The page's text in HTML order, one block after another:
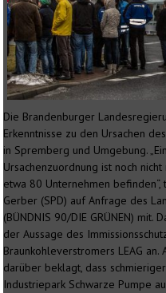
Die Brandenburger
Erkenntnisse zu den Ursachen
in Spremberg und Umgebung.
Ursachenzuordnung ist noch
etwa 80 Unternehmen
Gerber (SPD) auf Anfrage des
(BÜNDNIS 90/DIE GRÜNEN) mit.
der Aussage des
Braunkohleverstromers LEAG
darüber beklagt, dass
Industriepark Schwarze Pumpe